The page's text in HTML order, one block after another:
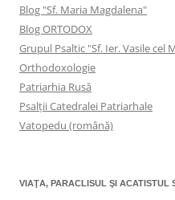
Blog "Sf. Maria Magdalena"
Blog ORTODOX
Grupul Psaltic "Sf. Ier. Vasile cel
Orthodoxologie
Patriarhia Rusă
Psalţii Catedralei Patriarhale
Vatopedu (română)
VIAŢA, PARACLISUL ŞI ACATISTUL